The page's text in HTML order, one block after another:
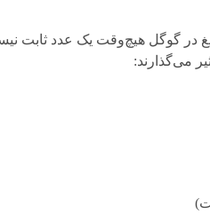
در گوگل هیچ‌وقت یک عدد ثابت
می‌گذارند: